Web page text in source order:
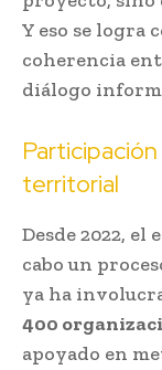
Y eso se logra
coherencia
diálogo
territorial
Desde 2022,
cabo un
ya ha
400
apoyado en